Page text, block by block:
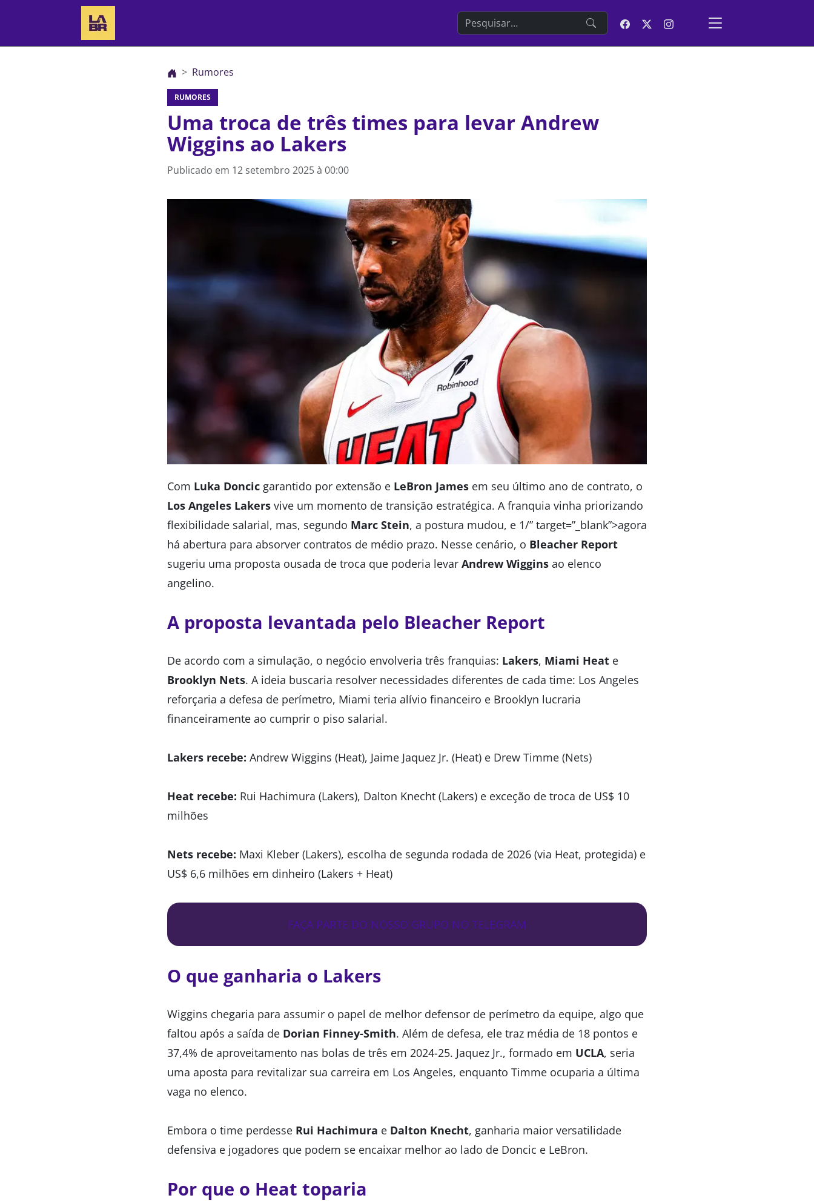
Search the website
Rumores
RUMORES
Uma troca de três times para levar Andrew
Wiggins ao Lakers
Publicado em 12 setembro 2025 à 00:00
Com Luka Doncic garantido por extensão e LeBron James em seu último ano de contrato, o
Los Angeles Lakers vive um momento de transição estratégica. A franquia vinha priorizando
flexibilidade salarial, mas, segundo Marc Stein, a postura mudou, e 1/” target=”_blank”>agora
há abertura para absorver contratos de médio prazo. Nesse cenário, o Bleacher Report
sugeriu uma proposta ousada de troca que poderia levar Andrew Wiggins ao elenco
angelino.
A proposta levantada pelo Bleacher Report
De acordo com a simulação, o negócio envolveria três franquias: Lakers, Miami Heat e
Brooklyn Nets. A ideia buscaria resolver necessidades diferentes de cada time: Los Angeles
reforçaria a defesa de perímetro, Miami teria alívio financeiro e Brooklyn lucraria
financeiramente ao cumprir o piso salarial.
Lakers recebe: Andrew Wiggins (Heat), Jaime Jaquez Jr. (Heat) e Drew Timme (Nets)
Heat recebe: Rui Hachimura (Lakers), Dalton Knecht (Lakers) e exceção de troca de US$ 10
milhões
Nets recebe: Maxi Kleber (Lakers), escolha de segunda rodada de 2026 (via Heat, protegida) e
US$ 6,6 milhões em dinheiro (Lakers + Heat)
FAÇA PARTE DO NOSSO GRUPO NO TELEGRAM
O que ganharia o Lakers
Wiggins chegaria para assumir o papel de melhor defensor de perímetro da equipe, algo que
faltou após a saída de Dorian Finney-Smith. Além de defesa, ele traz média de 18 pontos e
37,4% de aproveitamento nas bolas de três em 2024-25. Jaquez Jr., formado em UCLA, seria
uma aposta para revitalizar sua carreira em Los Angeles, enquanto Timme ocuparia a última
vaga no elenco.
Embora o time perdesse Rui Hachimura e Dalton Knecht, ganharia maior versatilidade
defensiva e jogadores que podem se encaixar melhor ao lado de Doncic e LeBron.
Por que o Heat toparia